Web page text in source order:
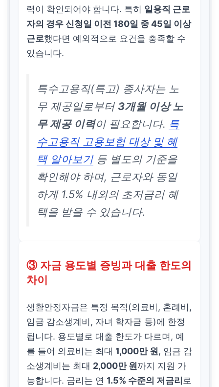
력이 확인되어야 합니다. 특히 일용직 근로
자의 경우 신청일 이전 180일 중 45일 이상
근로했다면 예외적으로 요건을 충족할 수
있습니다.
특수고용직(특고) 종사자는 노
무 제공일로부터 3개월 이상 노
무 제공 이력이 필요합니다. 특
수고용직 고용보험 대상 및 혜
택 알아보기등 별도의 기준을
확인해야 하며, 근로자와 동일
하게 1.5% 내외의 초저금리 혜
택을 받을 수 있습니다.
③ 자금 용도별 증빙과 대출 한도의
차이
생활안정자금은 특정 목적(의료비, 혼례비,
임금 감소생계비, 자녀 학자금 등)에 한정
됩니다. 용도별로 대출 한도가 다르며, 예
를 들어 의료비는 최대 1,000만 원, 임금 감
소생계비는 최대 2,000만 원까지 지원 가
능합니다. 금리는 연 1.5% 수준의 저금리 로